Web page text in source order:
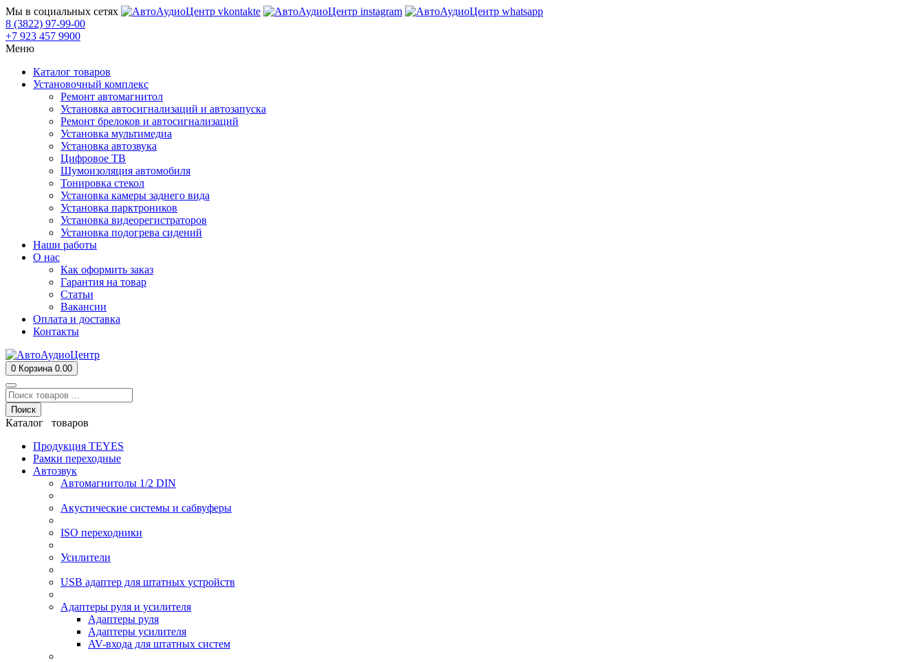
Мы в социальных сетях
8 (3822) 97-99-00
+7 923 457 9900
Меню
Каталог товаров
Установочный комплекс
Ремонт автомагнитол
Установка автосигнализаций и автозапуска
Ремонт брелоков и автосигнализаций
Установка мультимедиа
Установка автозвука
Цифровое ТВ
Шумоизоляция автомобиля
Тонировка стекол
Установка камеры заднего вида
Установка парктроников
Установка видеорегистраторов
Установка подогрева сидений
Наши работы
О нас
Как оформить заказ
Гарантия на товар
Статьи
Вакансии
Оплата и доставка
Контакты
0 Корзина 0.00
Поиск
Каталог товаров
Продукция TEYES
Рамки переходные
Автозвук
Автомагнитолы 1/2 DIN
Акустические системы и сабвуферы
ISO переходники
Усилители
USB адаптер для штатных устройств
Адаптеры руля и усилителя
Адаптеры руля
Адаптеры усилителя
AV-входа для штатных систем